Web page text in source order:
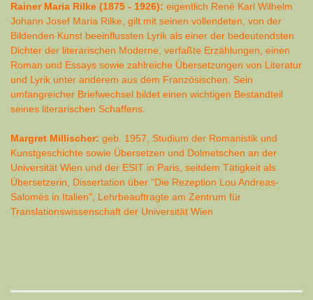
Rainer Maria Rilke (1875 - 1926): eigentlich René Karl Wilhelm
Johann Josef Maria Rilke, gilt mit seinen vollendeten, von der
Bildenden Kunst beeinflussten Lyrik als einer der bedeutendsten
Dichter der literarischen Moderne, verfaßte Erzählungen, einen
Roman und Essays sowie zahlreiche Übersetzungen von Literatur
und Lyrik unter anderem aus dem Französischen. Sein
umfangreicher Briefwechsel bildet einen wichtigen Bestandteil
seines literarischen Schaffens.
Margret Millischer: geb. 1957, Studium der Romanistik und
Kunstgeschichte sowie Übersetzen und Dolmetschen an der
Universität Wien und der ESIT in Paris, seitdem Tätigkeit als
Übersetzerin, Dissertation über "Die Rezeption Lou Andreas-
Salomés in Italien", Lehrbeauftragte am Zentrum für
Translationswissenschaft der Universität Wien